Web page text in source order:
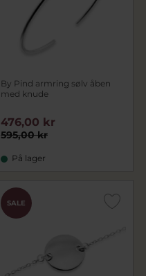
By Pind armring sølv åben
med knude
595,00 kr
476,00 kr
På lager
SALE